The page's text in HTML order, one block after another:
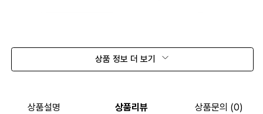
상품 정보 더 보기
상품설명 상품리뷰 상품문의 (0)